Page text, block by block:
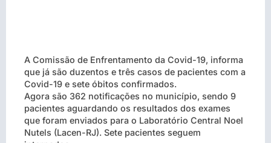
A Comissão de Enfrentamento da Covid-19, informa
que já são duzentos e três casos de pacientes com a
Covid-19 e sete óbitos confirmados.
Agora são 362 notificações no município, sendo 9
pacientes aguardando os resultados dos exames
que foram enviados para o Laboratório Central Noel
Nutels (Lacen-RJ). Sete pacientes seguem